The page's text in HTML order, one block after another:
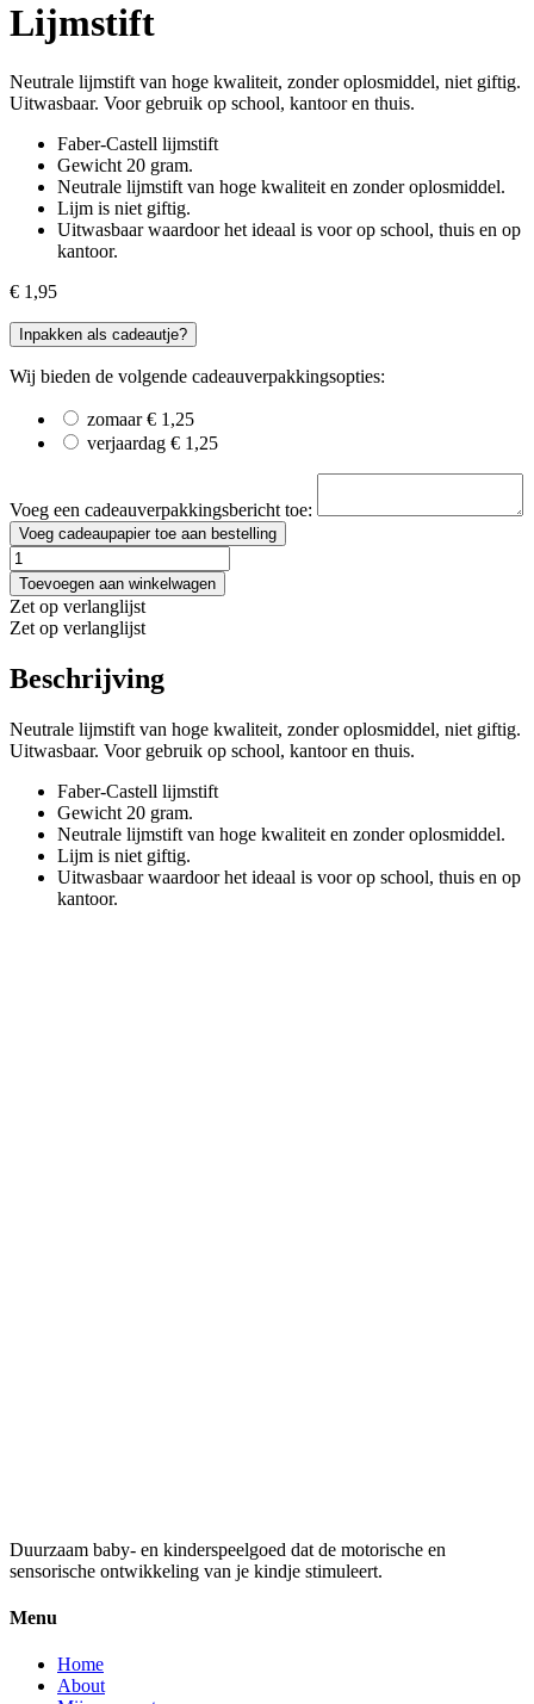
Lijmstift
Neutrale lijmstift van hoge kwaliteit, zonder oplosmiddel, niet giftig.
Uitwasbaar. Voor gebruik op school, kantoor en thuis.
Faber-Castell lijmstift
Gewicht 20 gram.
Neutrale lijmstift van hoge kwaliteit en zonder oplosmiddel.
Lijm is niet giftig.
Uitwasbaar waardoor het ideaal is voor op school, thuis en op
kantoor.
€ 1,95
Inpakken als cadeautje?
Wij bieden de volgende cadeauverpakkingsopties:
zomaar € 1,25
verjaardag € 1,25
Voeg een cadeauverpakkingsbericht toe:
Voeg cadeaupapier toe aan bestelling
Lijmstift
aantal
Toevoegen aan winkelwagen
Zet op verlanglijst
Zet op verlanglijst
Beschrijving
Neutrale lijmstift van hoge kwaliteit, zonder oplosmiddel, niet giftig.
Uitwasbaar. Voor gebruik op school, kantoor en thuis.
Faber-Castell lijmstift
Gewicht 20 gram.
Neutrale lijmstift van hoge kwaliteit en zonder oplosmiddel.
Lijm is niet giftig.
Uitwasbaar waardoor het ideaal is voor op school, thuis en op
kantoor.
Duurzaam baby- en kinderspeelgoed dat de motorische en
sensorische ontwikkeling van je kindje stimuleert.
Menu
Home
About